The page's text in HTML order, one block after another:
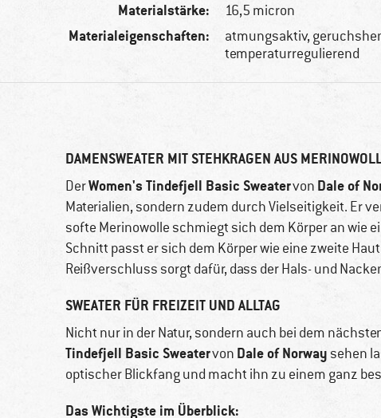
Materialstärke: 16,5 micron
Materialeigenschaften:
atmungsaktiv,
temperaturregulierend
DAMENSWEATER MIT STEHKRAGEN AUS
DerWomen's Tindefjell Basic Sweatervon Dale of
Materialien, sondern zudem durch Vielseitigkeit. Er
softe Merinowolle schmiegt sich dem Körper an wie
Schnitt passt er sich dem Körper wie eine zweite
Reißverschluss sorgt dafür, dass der Hals- und
SWEATER FÜR FREIZEIT UND ALLTAG
Nicht nur in der Natur, sondern auch bei dem
Tindefjell Basic Sweatervon Dale of Norway sehen
optischer Blickfang und macht ihn zu einem ganz
Das Wichtigste im Überblick: